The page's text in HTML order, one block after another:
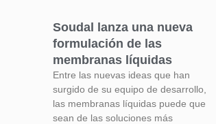
Soudal lanza una nueva
formulación de las
membranas líquidas
Entre las nuevas ideas que han
surgido de su equipo de desarrollo,
las membranas líquidas puede que
sean de las soluciones más